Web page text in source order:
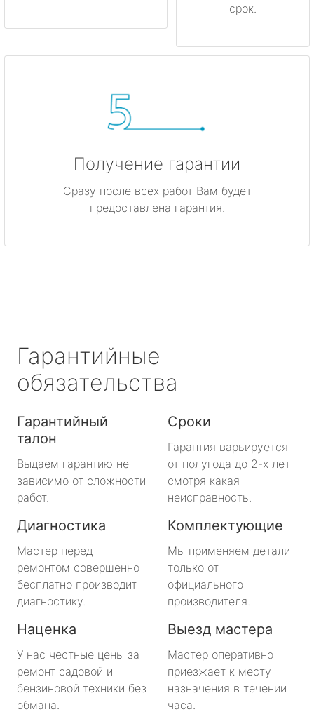
срок.
Получение гарантии
Сразу после всех работ Вам будет
предоставлена гарантия.
Гарантийные
обязательства
Гарантийный
талон
Выдаем гарантию не
зависимо от сложности
работ.
Сроки
Гарантия варьируется
от полугода до 2-х лет
смотря какая
неисправность.
Диагностика
Мастер перед
ремонтом совершенно
бесплатно производит
диагностику.
Комплектующие
Мы применяем детали
только от
официального
производителя.
Наценка
У нас честные цены за
ремонт садовой и
бензиновой техники без
обмана.
Выезд мастера
Мастер оперативно
приезжает к месту
назначения в течении
часа.